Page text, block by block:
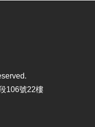
106號22樓